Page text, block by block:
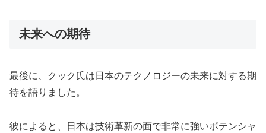
未来への期待
最後に、クック氏は日本のテクノロジーの未来に対する期
待を語りました。
彼によると、日本は技術革新の面で非常に強いポテンシャ